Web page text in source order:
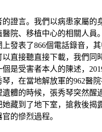
的證言。我們以病患家屬的
院、移植中心的相關人員
發表了866個電話錄音，
以直接聽直接下載，我們同
是受害者本人的陳述，
，在當地解放軍的962醫
遺體的時候，張秀琴突然醒
她藏到了地下室，搶救後揭
的慘烈過程。